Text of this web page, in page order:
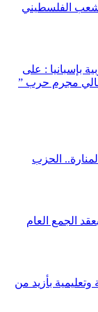
الفلسطيني
بإسبانيا : على
غالي مجرم حرب ”
الحزب
الجمع العام
بأزيد من